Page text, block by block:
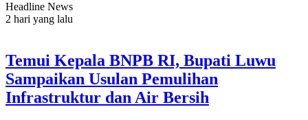
Headline News
2 hari yang lalu
Temui Kepala BNPB RI, Bupati Luwu
Sampaikan Usulan Pemulihan
Infrastruktur dan Air Bersih